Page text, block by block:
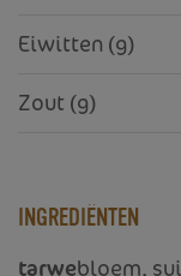
Eiwitten (g)
Zout (g)
INGREDIËNTEN
tarwebloem,